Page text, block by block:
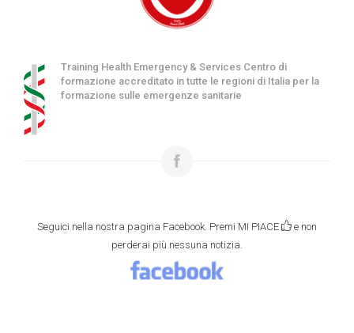
Training Health Emergency & Services Centro di
formazione accreditato in tutte le regioni di Italia per la
formazione sulle emergenze sanitarie
Seguici nella nostra pagina Facebook. Premi MI PIACE
e non
perderai più nessuna notizia.